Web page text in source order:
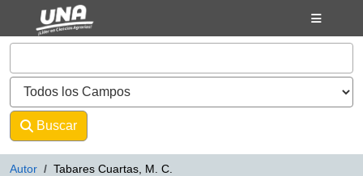
Mostrando1 - 4Resultados de
Saltar al contenido
VuFind
Buscar
Autor Tabares Cuartas, M. C.